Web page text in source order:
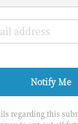
Notify Me
regarding this